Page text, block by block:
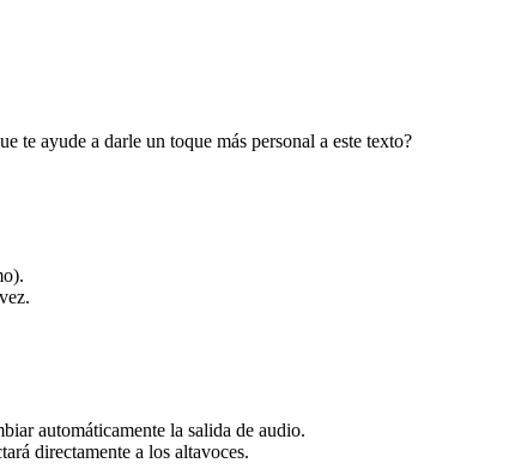
te ayude a darle un toque más personal a este texto?
automáticamente la salida de audio.
directamente a los altavoces.